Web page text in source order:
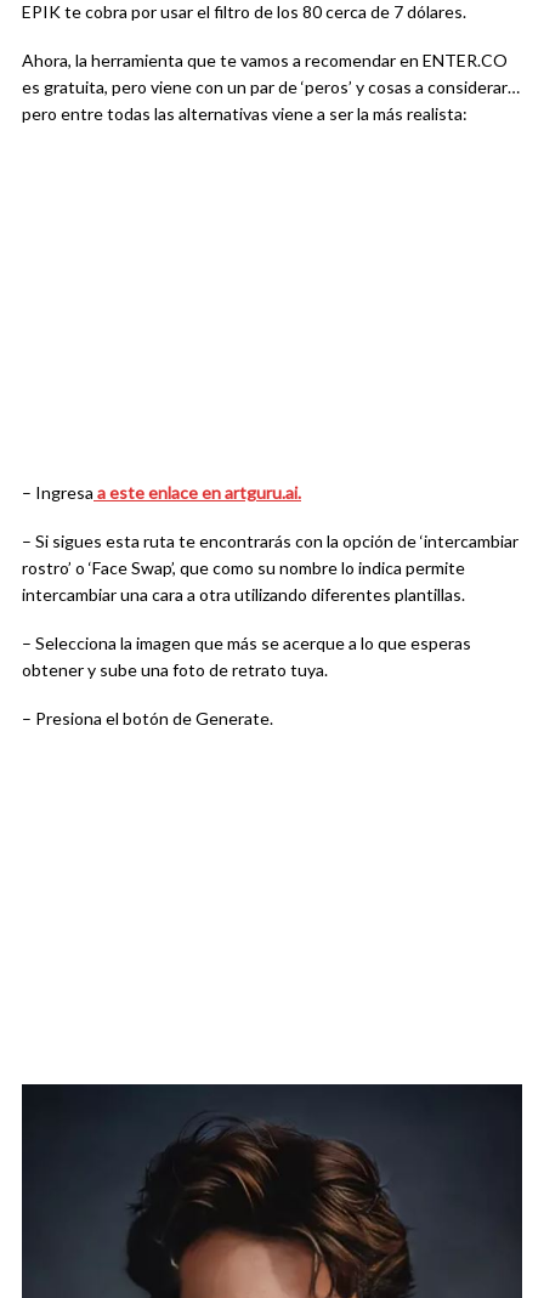
EPIK te cobra por usar el filtro de los 80 cerca de 7 dólares.
Ahora, la herramienta que te vamos a recomendar en ENTER.CO
es gratuita, pero viene con un par de ‘peros’ y cosas a considerar…
pero entre todas las alternativas viene a ser la más realista:
– Ingresa a este enlace en artguru.ai.
– Si sigues esta ruta te encontrarás con la opción de ‘intercambiar
rostro’ o ‘Face Swap’, que como su nombre lo indica permite
intercambiar una cara a otra utilizando diferentes plantillas.
– Selecciona la imagen que más se acerque a lo que esperas
obtener y sube una foto de retrato tuya.
– Presiona el botón de Generate.